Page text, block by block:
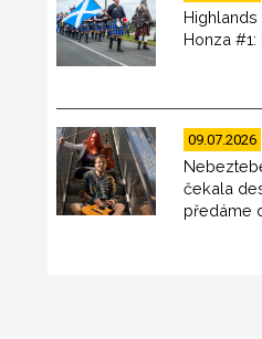
Honza #1:
09.07.2026
čekala
předáme